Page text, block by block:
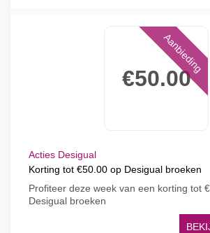
€50.00
Aanbieding
Acties Desigual
Korting tot €50.00 op Desigual broeken
Profiteer deze week van een korting tot
Desigual broeken